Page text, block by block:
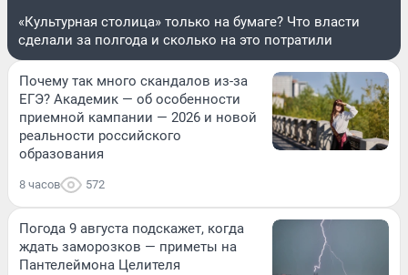
«Культурная столица» только на бумаге? Что власти
сделали за полгода и сколько на это потратили
Почему так много скандалов из-за
ЕГЭ? Академик — об особенности
приемной кампании — 2026 и новой
реальности российского
образования
8 часов 572
Погода 9 августа подскажет, когда
ждать заморозков — приметы на
Пантелеймона Целителя